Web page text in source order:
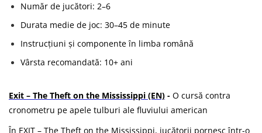
Număr de jucători: 2–6
Durata medie de joc: 30–45 de minute
Instrucțiuni și componente în limba română
Vârsta recomandată: 10+ ani
Exit – The Theft on the Mississippi (EN) - O cursă contra
cronometru pe apele tulburi ale fluviului american
În EXIT – The Theft on the Mississippi, jucătorii pornesc într-o